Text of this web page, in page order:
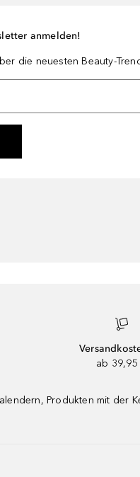
anmelden!
die neuesten Beauty-
ab 39,95
Produkten mit der